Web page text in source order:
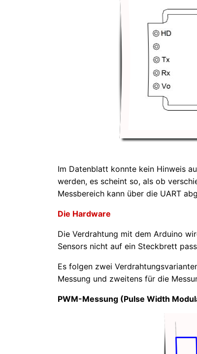
Im Datenblatt konnte kein Hinweis
werden, es scheint so, als ob
Messbereich kann über die UART
Die Hardware
Die Verdrahtung mit dem Arduino
Sensors nicht auf ein Steckbrett
Es folgen zwei
Messung und zweitens für die
PWM-Messung (Pulse Width